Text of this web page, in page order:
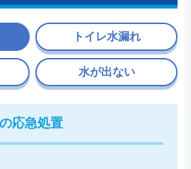
応急処置
トイレ水漏れ
水が出ない